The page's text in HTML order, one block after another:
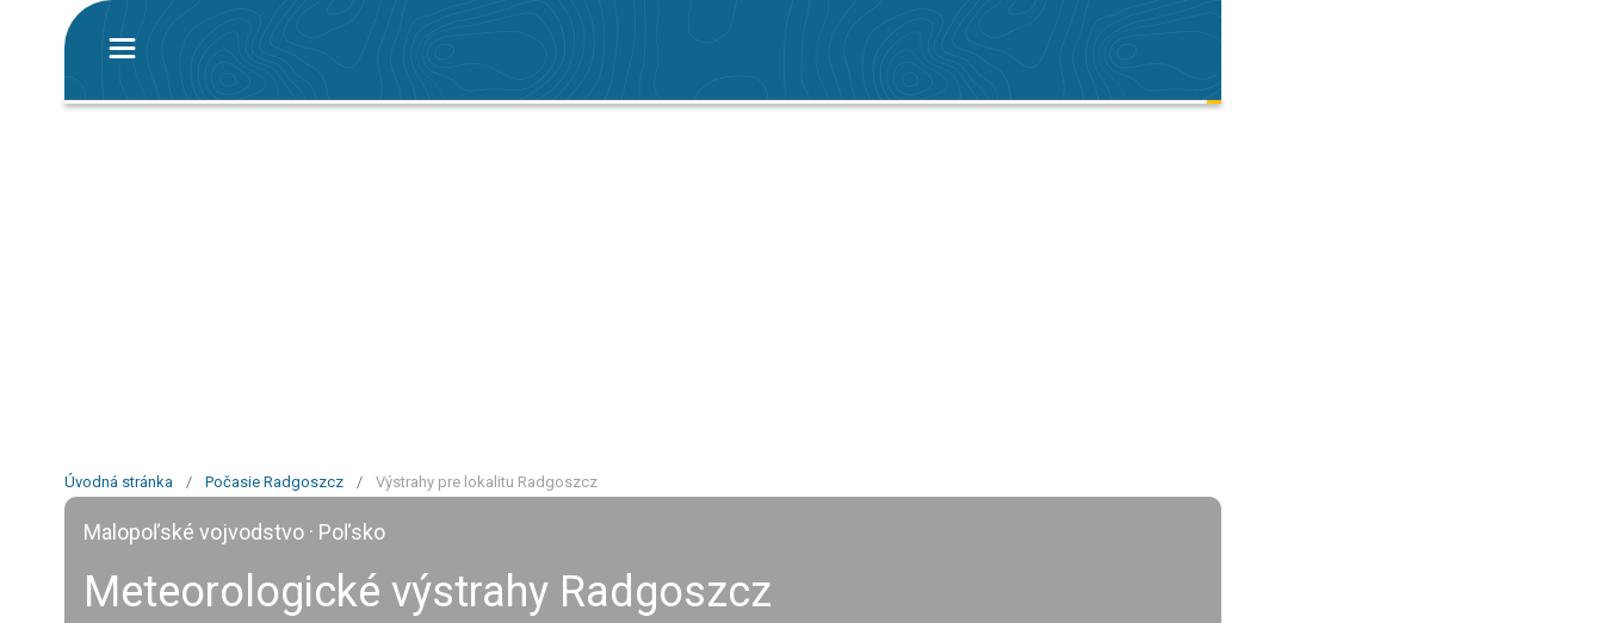
Úvodná stránka / Počasie Radgoszcz / Výstrahy pre lokalitu Radgoszcz
Malopoľské vojvodstvo · Poľsko
Meteorologické výstrahy Radgoszcz